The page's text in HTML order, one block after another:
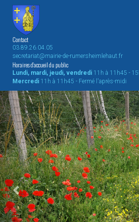
Contact
03.89.26.04.05
secretariat@mairie-de-rumersheimlehaut.fr
Horaires d'accueil du public
Lundi, mardi, jeudi, vendredi 11h à 11h45 -
Mercredi 11h à 11h45 - Fermé l'après-midi
Previous